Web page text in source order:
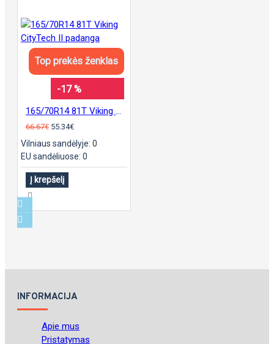
Top prekės ženklas
-17 %
66.67€ 55.34€
Vilniaus sandėlyje: 0
EU sandėliuose: 0
Į krepšelį
INFORMACIJA
Apie mus
Pristatymas